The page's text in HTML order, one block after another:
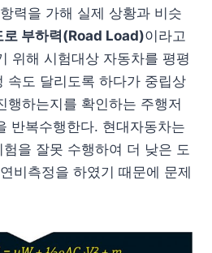
력을 가해 실제 상황과 비슷
로 부하력(Road Load)이라고
위해 시험대상 자동차를 평평
속도 달리도록 하다가 중립상
행하는지를 확인하는 주행저
반복수행한다. 현대자동차는
을 잘못 수행하여 더 낮은 도
비측정을 하였기 때문에 문제